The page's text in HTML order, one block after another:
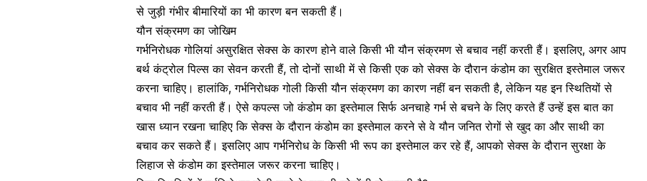
से जुड़ी गंभीर बीमारियों का भी कारण बन सकती हैं।
यौन संक्रमण का जोखिम
गर्भनिरोधक गोलियां असुरक्षित सेक्स के कारण होने वाले किसी भी यौन संक्रमण से बचाव नहीं करती हैं। इसलिए, अगर आप
बर्थ कंट्रोल पिल्स का सेवन करती हैं, तो दोनों साथी में से किसी एक को सेक्स के दौरान कंडोम का सुरक्षित इस्तेमाल जरूर
करना चाहिए। हालांकि, गर्भनिरोधक गोली किसी यौन संक्रमण का कारण नहीं बन सकती है, लेकिन यह इन स्थितियों से
बचाव भी नहीं करती हैं। ऐसे कपल्स जोकंडोम का इस्तेमाल सिर्फ अनचाहे गर्भ से बचने के लिए करते हैं उन्हें इस बात का
खास ध्यान रखना चाहिए कि सेक्स के दौरान कंडोम का इस्तेमाल करने से वे यौन जनित रोगों से खुद का और साथी का
बचाव कर सकते हैं। इसलिए आप गर्भनिरोध के किसी भी रूप का इस्तेमाल कर रहे हैं, आपको सेक्स के दौरान सुरक्षा के
लिहाज से कंडोम का इस्तेमाल जरूर करना चाहिए।